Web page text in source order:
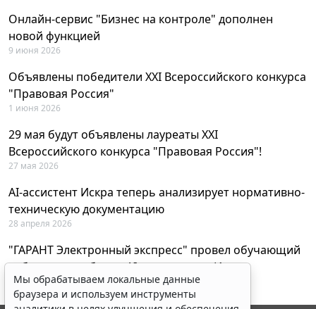
Онлайн-сервис "Бизнес на контроле" дополнен
новой функцией
9 июня 2026
Объявлены победители XXI Всероссийского конкурса
"Правовая Россия"
1 июня 2026
29 мая будут объявлены лауреаты XXI
Всероссийского конкурса "Правовая Россия"!
27 мая 2026
AI-ассистент Искра теперь анализирует нормативно-
техническую документацию
28 апреля 2026
"ГАРАНТ Электронный экспресс" провел обучающий
вебинар по работе с AI-ассистентом Искра
23 апреля 2026
Мы обрабатываем локальные данные
браузера и используем инструменты